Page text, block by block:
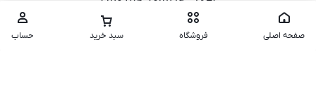
صفحه اصلی فروشگاه سبد خرید حساب